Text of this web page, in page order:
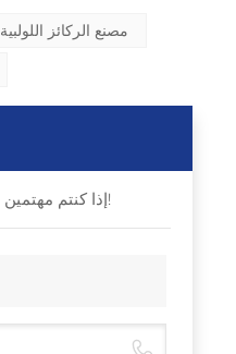
مصنع الركائز اللولبية
إذا كنتم مهتمين بنا وترغبون في الحصول على مزيد من التفاصيل، يرجى ترك رسالة هنا، وسنقوم بالرد عليكم في أقرب وقت ممكن!